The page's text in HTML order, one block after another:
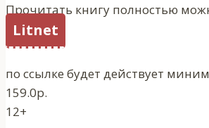
Прочитать книгу полностью
Litnet
по ссылке будет действует
159.0р.
12+